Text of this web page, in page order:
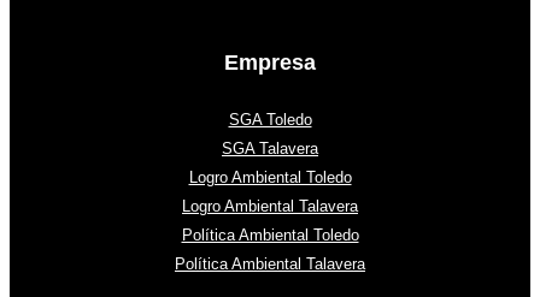
Empresa
SGA Toledo
SGA Talavera
Logro Ambiental Toledo
Logro Ambiental Talavera
Política Ambiental Toledo
Política Ambiental Talavera